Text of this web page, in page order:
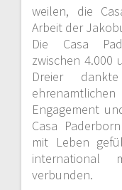
weilen, die
Arbeit der
Die Casa
zwischen 4.000
Dreier
Engagement
Casa
mit Leben
international
verbunden.
v
g
a